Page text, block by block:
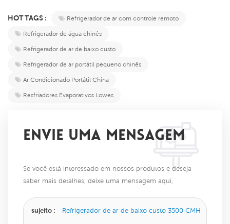
HOT TAGS :
Refrigerador de ar com controle remoto
Refrigerador de água chinês
Refrigerador de ar de baixo custo
Refrigerador de ar portátil pequeno chinês
Ar Condicionado Portátil China
Resfriadores Evaporativos Lowes
ENVIE UMA MENSAGEM
Se você está interessado em nossos produtos e deseja
saber mais detalhes, deixe uma mensagem aqui,
sujeito : Refrigerador de ar de baixo custo 3500 CMH